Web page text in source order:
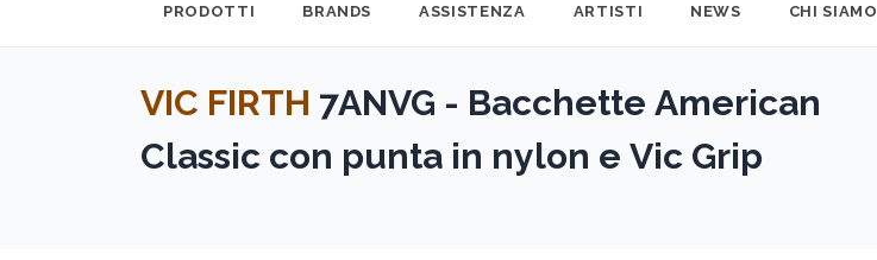
PRODOTTI BRANDS ASSISTENZA ARTISTI NEWS CHI SIAMO
VIC FIRTH 7ANVG - Bacchette American
Classic con punta in nylon e Vic Grip